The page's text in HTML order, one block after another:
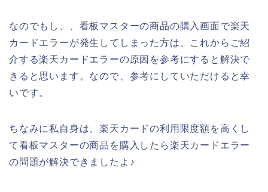
なのでもし、、看板マスターの商品の購入画面で楽天
カードエラーが発生してしまった方は、これからご紹
介する楽天カードエラーの原因を参考にすると解決で
きると思います。なので、参考にしていただけると幸
いです。
ちなみに私自身は、楽天カードの利用限度額を高くし
て看板マスターの商品を購入したら楽天カードエラー
の問題が解決できましたよ♪